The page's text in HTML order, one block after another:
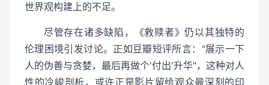
世界观构建上的不足。
尽管存在诸多缺陷，《救赎者》仍以其独特的
伦理困境引发讨论。正如豆瓣短评所言："展示一下
人的伪善与贪婪，最后再做个'付出'升华"，这种对人
性的冷峻剖析，或许正是影片留给观众最深刻的印